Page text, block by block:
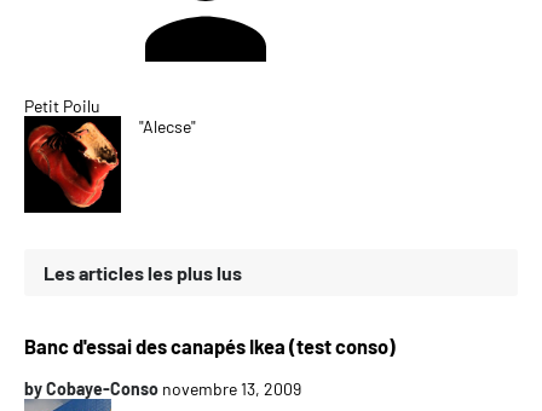
Petit Poilu
"Alecse"
Les articles les plus lus
Banc d'essai des canapés Ikea (test conso)
byCobaye-Conso novembre 13, 2009